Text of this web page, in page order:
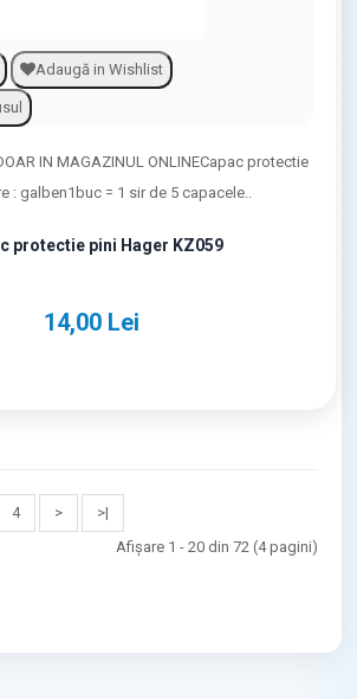
Adaugă in Wishlist
protectie pini Hager KZ059
14,00 Lei
IN MAGAZINUL ONLINECapac protectie
: galben1buc = 1 sir de 5 capacele..
4 >
>|
Afişare 1 - 20 din 72 (4 pagini)